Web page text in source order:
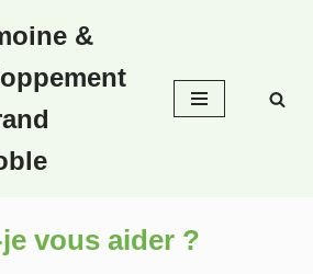
&
vous aider ?